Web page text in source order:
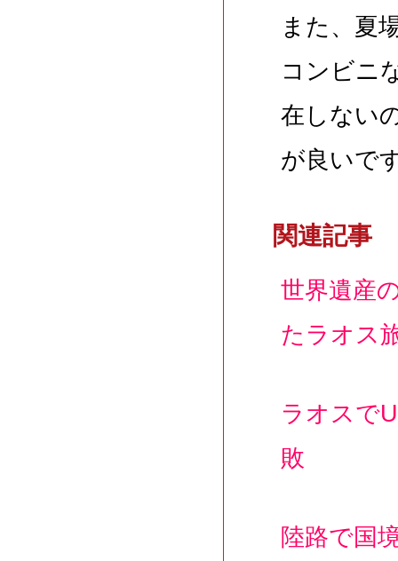
また、夏
コンビニ
在しない
が良いで
関連記事
世界遺産
たラオス
ラオスで
敗
陸路で国